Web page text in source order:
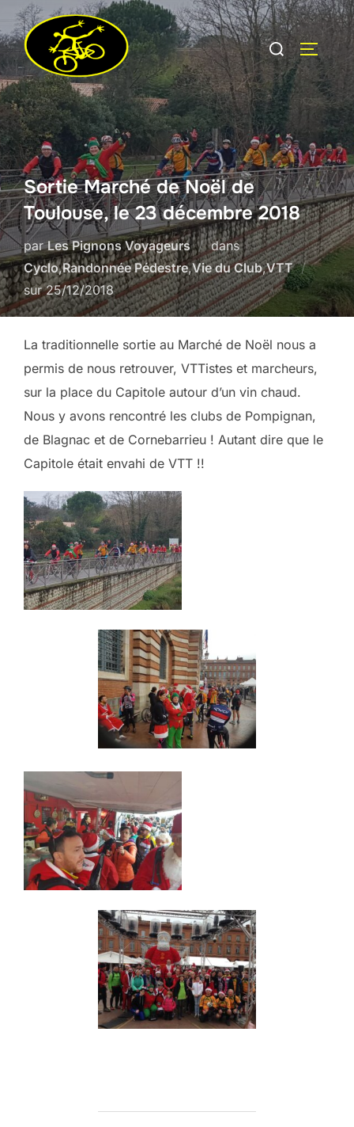
Aller
au
contenu
Rechercher :
Sortie Marché de Noël de
Toulouse, le 23 décembre 2018
parLes Pignons Voyageurs
dans
Cyclo,Randonnée Pédestre,Vie du Club,VTT
surPublié
le
25/12/2018
La traditionnelle sortie au Marché de Noël nous a
permis de nous retrouver, VTTistes et marcheurs,
sur la place du Capitole autour d’un vin chaud.
Nous y avons rencontré les clubs de Pompignan,
de Blagnac et de Cornebarrieu ! Autant dire que le
Capitole était envahi de VTT !!